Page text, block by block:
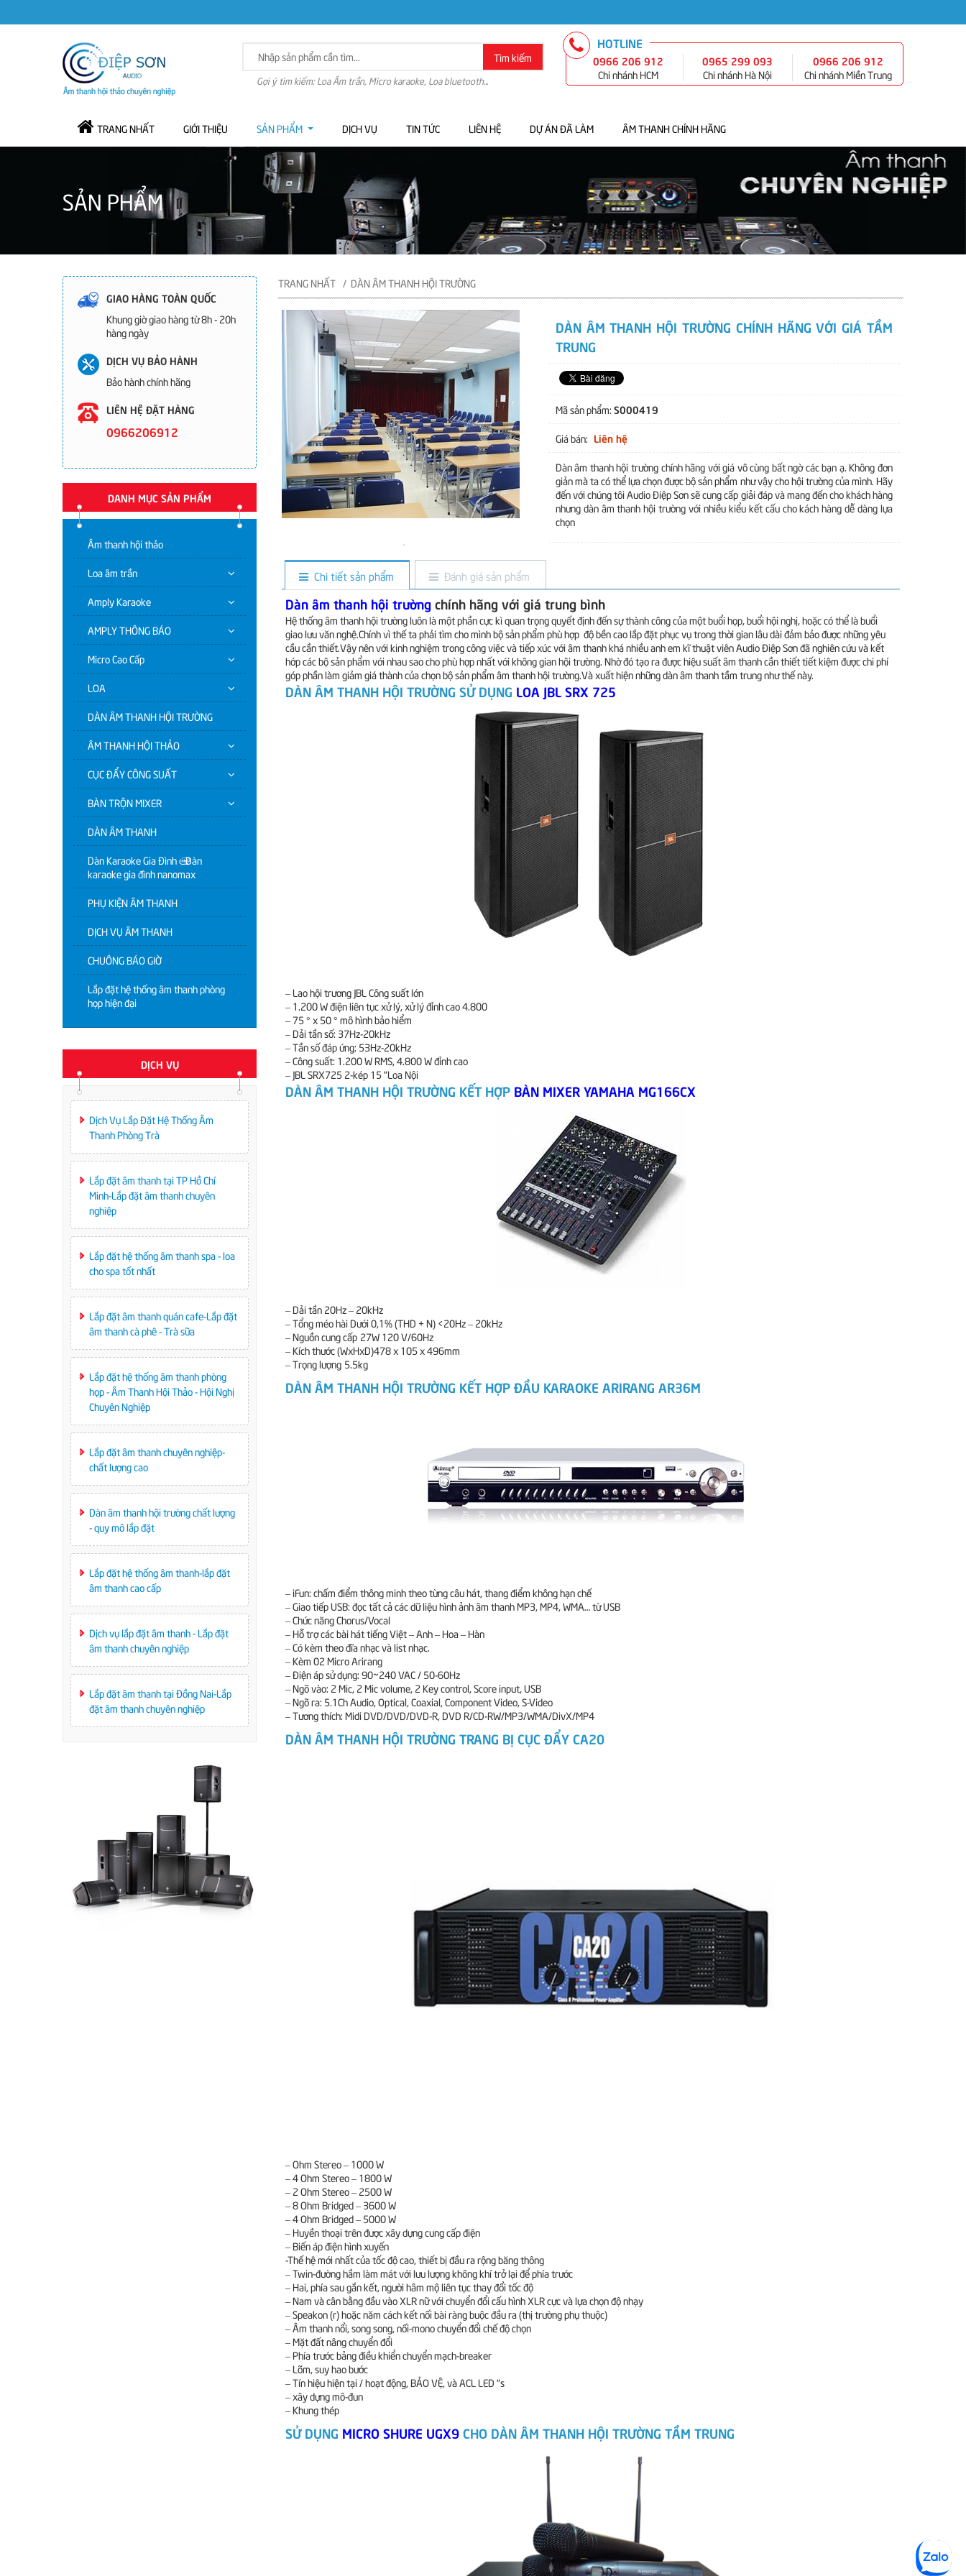
Tìm kiếm
Gợi ý tìm kiếm: Loa Âm trần, Micro karaoke, Loa bluetooth...
HOTLINE
0966 206 912
Chi nhánh HCM
0965 299 093
Chi nhánh Hà Nội
0966 206 912
Chi nhánh Miền Trung
TRANG NHẤT GIỚI THIỆU SẢN PHẨM DỊCH VỤ TIN TỨC LIÊN HỆ DỰ ÁN ĐÃ LÀM ÂM THANH CHÍNH HÃNG
SẢN PHẨM
TRANG NHẤT DÀN ÂM THANH HỘI TRƯỜNG
DÀN ÂM THANH HỘI TRƯỜNG CHÍNH HÃNG VỚI GIÁ TẦM
TRUNG
Mã sản phẩm: S000419
Giá bán: Liên hệ
Dàn âm thanh hội trường chính hãng với giá vô cùng bất ngờ các bạn ạ. Không đơn
giản mà ta có thể lựa chọn được bộ sản phẩm như vậy cho hội trường của mình. Hãy
đến với chúng tôi Audio Điệp Sơn sẽ cung cấp giải đáp và mang đến cho khách hàng
nhưng dàn âm thanh hội trường với nhiều kiểu kết cấu cho kách hàng dễ dàng lựa
chọn
Chi tiết sản phẩm Đánh giá sản phẩm
Dàn âm thanh hội trường chính hãng với giá trung bình
Hệ thống âm thanh hội trường luôn là một phần cực kì quan trọng quyết định đến sự thành công của một buổi họp, buổi hội nghị, hoặc có thể là buổi
giao lưu văn nghệ.Chính vì thế ta phải tìm cho mình bộ sản phẩm phù hợp độ bền cao lắp đặt phục vụ trong thời gian lâu dài đảm bảo được những yêu
cầu cần thiết.Vậy nên với kinh nghiệm trong công việc và tiếp xúc với âm thanh khá nhiều anh em kĩ thuật viên Audio Điệp Sơn đã nghiên cứu và kết
hớp các bộ sản phẩm với nhau sao cho phù hợp nhất với không gian hội trường. Nhờ đó tạo ra được hiệu suất âm thanh cần thiết tiết kiệm được chi phí
góp phần làm giảm giá thành của chọn bộ sản phẩm âm thanh hội trường.Và xuất hiện những dàn âm thanh tầm trung như thế này.
DÀN ÂM THANH HỘI TRƯỜNG SỬ DỤNG LOA JBL SRX 725
– Lao hội trương JBL Công suất lớn
– 1.200 W điện liên tục xử lý, xử lý đỉnh cao 4.800
– 75 ° x 50 ° mô hình bảo hiểm
– Dải tần số: 37Hz-20kHz
– Tần số đáp ứng: 53Hz-20kHz
– Công suất: 1.200 W RMS, 4.800 W đỉnh cao
– JBL SRX725 2-kép 15 “Loa Nội
DÀN ÂM THANH HỘI TRƯỜNG KẾT HỢP BÀN MIXER YAMAHA MG166CX
– Dải tần 20Hz – 20kHz
– Tổng méo hài Dưới 0,1% (THD + N) <20Hz – 20kHz
– Nguồn cung cấp 27W 120 V/60Hz
– Kích thước (WxHxD)478 x 105 x 496mm
– Trọng lượng 5.5kg
DÀN ÂM THANH HỘI TRƯỜNG KẾT HỢP ĐẦU KARAOKE ARIRANG AR36M
– iFun: chấm điểm thông minh theo từng câu hát, thang điểm không hạn chế
– Giao tiếp USB: đọc tất cả các dữ liệu hình ảnh âm thanh MP3, MP4, WMA… từ USB
– Chức năng Chorus/Vocal
– Hỗ trợ các bài hát tiếng Việt – Anh – Hoa – Hàn
– Có kèm theo đĩa nhạc và list nhạc.
– Kèm 02 Micro Arirang
– Điện áp sử dụng: 90~240 VAC / 50-60Hz
– Ngõ vào: 2 Mic, 2 Mic volume, 2 Key control, Score input, USB
– Ngõ ra: 5.1Ch Audio, Optical, Coaxial, Component Video, S-Video
– Tương thích: Midi DVD/DVD/DVD-R, DVD R/CD-RW/MP3/WMA/DivX/MP4
DÀN ÂM THANH HỘI TRƯỜNG TRANG BỊ CỤC ĐẨY CA20
– Ohm Stereo – 1000 W
– 4 Ohm Stereo – 1800 W
– 2 Ohm Stereo – 2500 W
– 8 Ohm Bridged – 3600 W
– 4 Ohm Bridged – 5000 W
– Huyền thoại trên được xây dựng cung cấp điện
– Biến áp điện hình xuyến
-Thế hệ mới nhất của tốc độ cao, thiết bị đầu ra rộng băng thông
– Twin-đường hầm làm mát với lưu lượng không khí trở lại để phía trước
– Hai, phía sau gắn kết, người hâm mộ liên tục thay đổi tốc độ
– Nam và cân bằng đầu vào XLR nữ với chuyển đổi cấu hình XLR cực và lựa chọn độ nhạy
– Speakon (r) hoặc năm cách kết nối bài ràng buộc đầu ra (thị trường phụ thuộc)
– Âm thanh nổi, song song, nối-mono chuyển đổi chế độ chọn
– Mặt đất nâng chuyển đổi
– Phía trước bảng điều khiển chuyển mạch-breaker
– Lõm, suy hao bước
– Tín hiệu hiện tại / hoạt động, BẢO VỆ, và ACL LED “s
– xây dựng mô-đun
– Khung thép
SỬ DỤNG MICRO SHURE UGX9 CHO DÀN ÂM THANH HỘI TRƯỜNG TẦM TRUNG
GIAO HÀNG TOÀN QUỐC
Khung giờ giao hàng từ 8h - 20h
hàng ngày
DỊCH VỤ BẢO HÀNH
Bảo hành chính hãng
LIÊN HỆ ĐẶT HÀNG
0966206912
DANH MỤC SẢN PHẨM
Âm thanh hội thảo
Loa âm trần
Amply Karaoke
AMPLY THÔNG BÁO
Micro Cao Cấp
LOA
DÀN ÂM THANH HỘI TRƯỜNG
ÂM THANH HỘI THẢO
CỤC ĐẨY CÔNG SUẤT
BÀN TRỘN MIXER
DÀN ÂM THANH
Dàn Karaoke Gia Đình | Dàn
karaoke gia đình nanomax
PHỤ KIỆN ÂM THANH
DỊCH VỤ ÂM THANH
CHUÔNG BÁO GIỜ
Lắp đặt hệ thống âm thanh phòng
họp hiện đại
DỊCH VỤ
Dịch Vụ Lắp Đặt Hệ Thống Âm
Thanh Phòng Trà
Lắp đặt âm thanh tại TP Hồ Chí
Minh-Lắp đặt âm thanh chuyên
nghiệp
Lắp đặt hệ thống âm thanh spa - loa
cho spa tốt nhất
Lắp đặt âm thanh quán cafe-Lắp đặt
âm thanh cà phê - Trà sữa
Lắp đặt hệ thống âm thanh phòng
họp - Âm Thanh Hội Thảo - Hội Nghị
Chuyên Nghiệp
Lắp đặt âm thanh chuyên nghiệp-
chất lượng cao
Dàn âm thanh hội trường chất lượng
- quy mô lắp đặt
Lắp đặt hệ thống âm thanh-lắp đặt
âm thanh cao cấp
Dịch vụ lắp đặt âm thanh - Lắp đặt
âm thanh chuyên nghiệp
Lắp đặt âm thanh tại Đồng Nai-Lắp
đặt âm thanh chuyên nghiệp